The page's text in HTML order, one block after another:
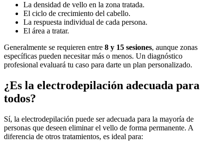
La densidad de vello en la zona tratada.
El ciclo de crecimiento del cabello.
La respuesta individual de cada persona.
El área a tratar.
Generalmente se requieren entre 8 y 15 sesiones, aunque zonas
específicas pueden necesitar más o menos. Un diagnóstico
profesional evaluará tu caso para darte un plan personalizado.
¿Es la electrodepilación adecuada para
todos?
Sí, la electrodepilación puede ser adecuada para la mayoría de
personas que deseen eliminar el vello de forma permanente. A
diferencia de otros tratamientos, es ideal para: